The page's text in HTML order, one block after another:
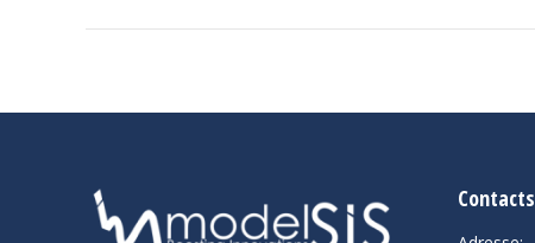
Contacts